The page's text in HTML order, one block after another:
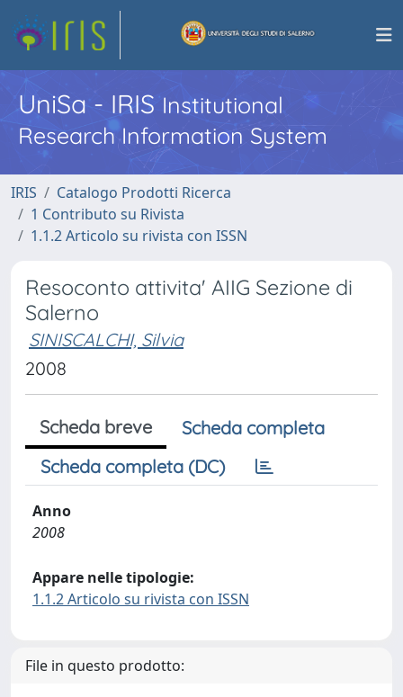
UniSa - IRISInstitutional
Research Information System
IRIS
Catalogo Prodotti Ricerca
1 Contributo su Rivista
1.1.2 Articolo su rivista con ISSN
Resoconto attivita' AIIG Sezione di
Salerno
SINISCALCHI, Silvia
2008
Scheda breve
Scheda completa
Scheda completa (DC)
Anno
2008
Appare nelle tipologie:
1.1.2 Articolo su rivista con ISSN
File in questo prodotto: